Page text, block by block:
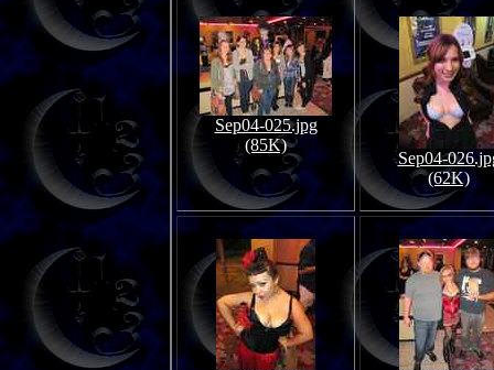
Sep04-025.jpg
(85K)
Sep04-
(62K)